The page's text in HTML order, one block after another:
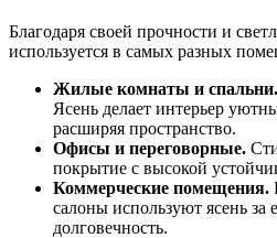
Благодаря своей прочности и
используется в самых разных
Жилые комнаты и спальни.
Ясень делает интерьер
расширяя пространство.
Офисы и переговорные.
покрытие с высокой
Коммерческие помещения.
салоны используют ясень за
долговечность.